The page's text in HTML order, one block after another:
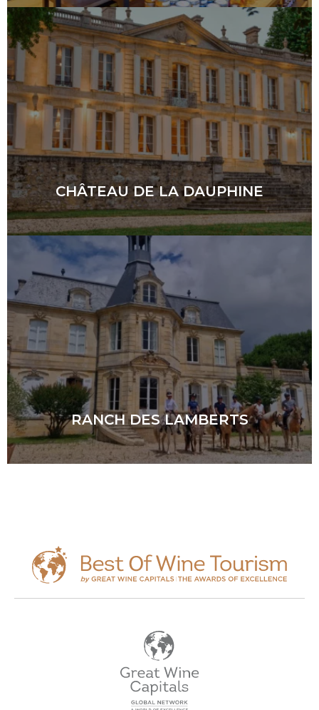
CHÂTEAU DE LA DAUPHINE
RANCH DES LAMBERTS